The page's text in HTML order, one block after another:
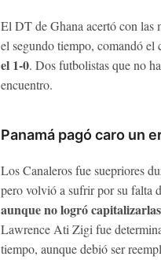
El DT de Ghana acertó con las
el segundo tiempo, comandó el
el 1-0. Dos futbolistas que no
encuentro.
Panamá pagó caro un
Los Canaleros fue suepriores
pero volvió a sufrir por su falta
aunque no logró
Lawrence Ati Zigi fue
tiempo, aunque debió ser